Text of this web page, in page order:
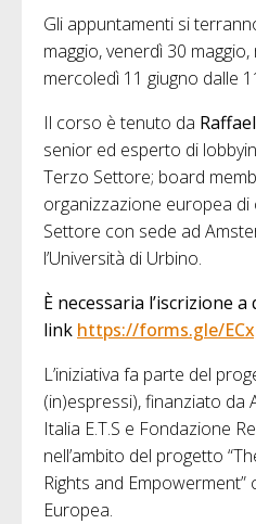
Gli appuntamenti si
maggio, venerdì 30
mercoledì 11 giugno dalle
Il corso è tenuto da
senior ed esperto di
Terzo Settore; board
organizzazione europea
Settore con sede ad
l’Università di Urbino.
È necessaria l’iscrizione a
link https://forms.gle/
L’iniziativa fa parte del
(in)espressi), finanziato da
Italia E.T.S e Fondazione
nell’ambito del progetto
Rights and Empowerment”
Europea.